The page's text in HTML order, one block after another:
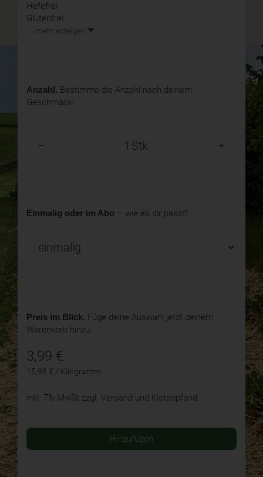
Hefefrei
Glutenfrei
... mehr anzeigen
Anzahl. Bestimme die Anzahl nach deinem
Geschmack!
Stk
Einmalig oder im Abo – wie es dir passt!
Preis im Blick. Füge deine Auswahl jetzt deinem
Warenkorb hinzu.
3,99 €
15,96 € / Kilogramm
inkl. 7% MwSt zzgl. Versand und Kistenpfand
Hinzufügen